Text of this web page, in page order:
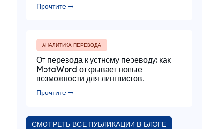
Прочтите ➞
АНАЛИТИКА ПЕРЕВОДА
От перевода к устному переводу: как
MotaWord открывает новые
возможности для лингвистов.
Прочтите ➞
СМОТРЕТЬ ВСЕ ПУБЛИКАЦИИ В БЛОГЕ